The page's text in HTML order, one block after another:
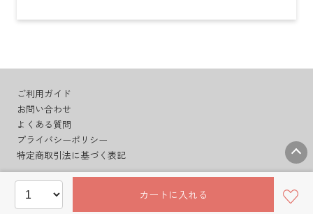
カートに入れる
ご利用ガイド
お問い合わせ
よくある質問
プライバシーポリシー
特定商取引法に基づく表記
© BudoonoMori Co.,Ltd.